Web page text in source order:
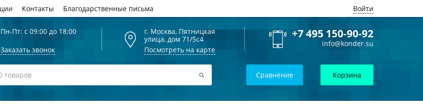
Контакты Благодарственные письма Войти
Пн-Пт: с 09:00 до 18:00
Заказать звонок
г. Москва, Пятницкая
улица, дом 71/5с4
Посмотреть на карте
+7 495 150-90-92
info@konder.su
Сравнение Корзина